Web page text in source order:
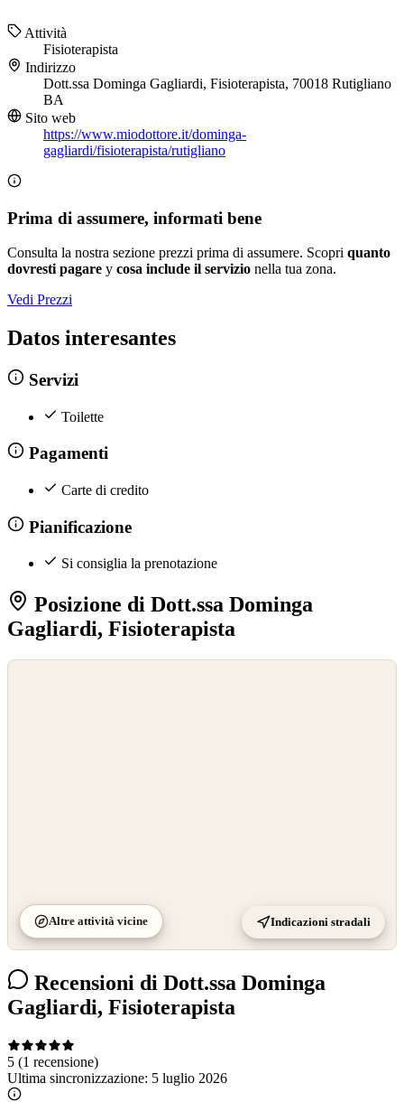
Attività
Fisioterapista
Indirizzo
Dott.ssa Dominga Gagliardi, Fisioterapista, 70018 Rutigliano
BA
Sito web
https://www.miodottore.it/dominga-
gagliardi/fisioterapista/rutigliano
Prima di assumere, informati bene
Consulta la nostra sezione prezzi prima di assumere. Scopri quanto
dovresti pagare y cosa include il servizio nella tua zona.
Vedi Prezzi
Datos interesantes
Servizi
Toilette
Pagamenti
Carte di credito
Pianificazione
Si consiglia la prenotazione
Posizione di Dott.ssa Dominga
Gagliardi, Fisioterapista
Altre attività vicine Indicazioni stradali
Recensioni di Dott.ssa Dominga
Gagliardi, Fisioterapista
5 (1 recensione)
Ultima sincronizzazione: 5 luglio 2026